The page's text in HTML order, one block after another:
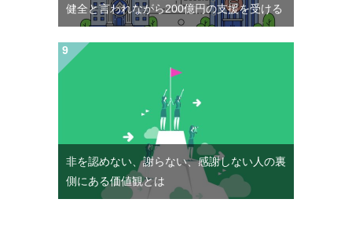
健全と言われながら200億円の支援を受ける
非を認めない、謝らない、感謝しない人の裏
側にある価値観とは